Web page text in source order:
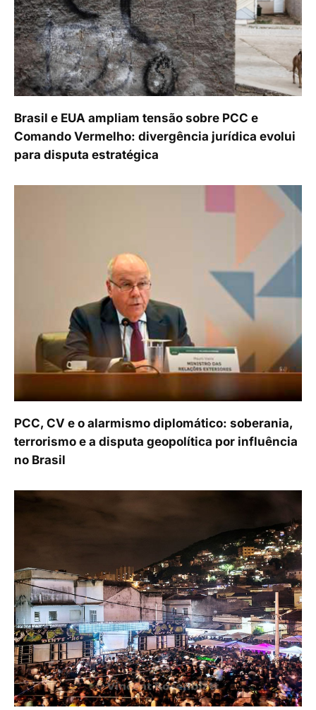
Brasil e EUA ampliam tensão sobre PCC e
Comando Vermelho: divergência jurídica evolui
para disputa estratégica
PCC, CV e o alarmismo diplomático: soberania,
terrorismo e a disputa geopolítica por influência
no Brasil